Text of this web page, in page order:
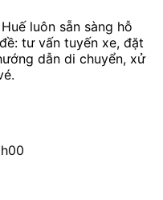
luôn sẵn sàng hỗ
tư vấn tuyến xe, đặt
dẫn di chuyển, xử